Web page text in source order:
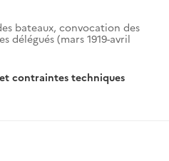
bateaux, convocation des
délégués (mars 1919-avril
contraintes techniques